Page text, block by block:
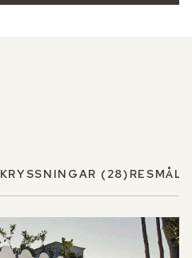
KRYSSNINGAR (28) RESMÅL